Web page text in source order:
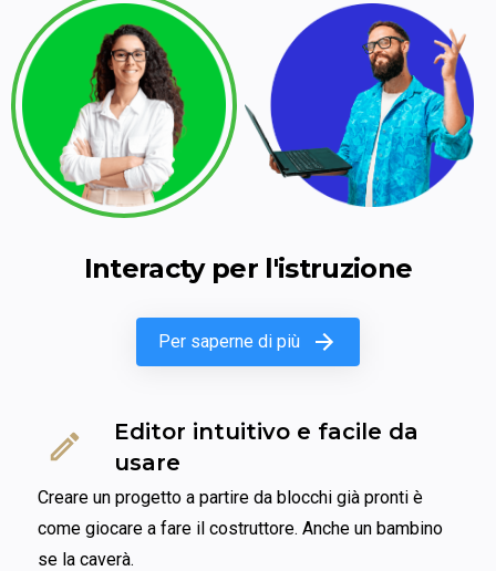
Interacty per l'istruzione
Per saperne di più
Editor intuitivo e facile da
usare
Creare un progetto a partire da blocchi già pronti è
come giocare a fare il costruttore. Anche un bambino
se la caverà.